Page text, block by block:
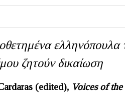
ζητούν δικαίωση
(edited), Voices of